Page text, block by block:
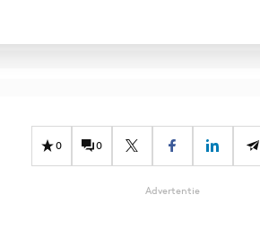
0 0
Advertentie